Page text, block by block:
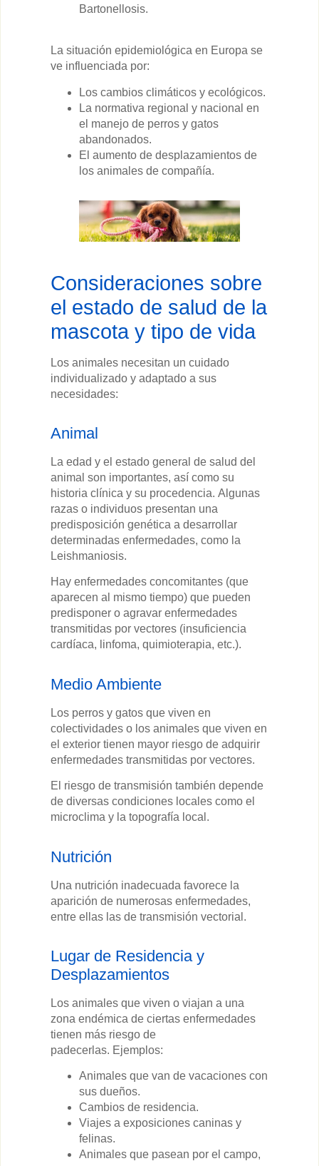
Bartonellosis.
La situación epidemiológica en Europa se
ve influenciada por:
Los cambios climáticos y ecológicos.
La normativa regional y nacional en
el manejo de perros y gatos
abandonados.
El aumento de desplazamientos de
los animales de compañía.
Consideraciones sobre
el estado de salud de la
mascota y tipo de vida
Los animales necesitan un cuidado
individualizado y adaptado a sus
necesidades:
Animal
La edad y el estado general de salud del
animal son importantes, así como su
historia clínica y su procedencia. Algunas
razas o individuos presentan una
predisposición genética a desarrollar
determinadas enfermedades, como la
Leishmaniosis.
Hay enfermedades concomitantes (que
aparecen al mismo tiempo) que pueden
predisponer o agravar enfermedades
transmitidas por vectores (insuficiencia
cardíaca, linfoma, quimioterapia, etc.).
Medio Ambiente
Los perros y gatos que viven en
colectividades o los animales que viven en
el exterior tienen mayor riesgo de adquirir
enfermedades transmitidas por vectores.
El riesgo de transmisión también depende
de diversas condiciones locales como el
microclima y la topografía local.
Nutrición
Una nutrición inadecuada favorece la
aparición de numerosas enfermedades,
entre ellas las de transmisión vectorial.
Lugar de Residencia y
Desplazamientos
Los animales que viven o viajan a una
zona endémica de ciertas enfermedades
tienen más riesgo de
padecerlas. Ejemplos:
Animales que van de vacaciones con
sus dueños.
Cambios de residencia.
Viajes a exposiciones caninas y
felinas.
Animales que pasean por el campo,